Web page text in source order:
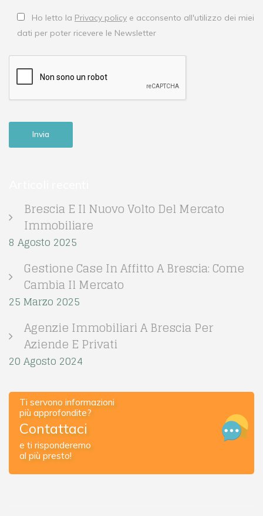
Ho letto la Privacy policy e acconsento all'utilizzo dei miei
dati per poter ricevere le Newsletter
Brescia E Il Nuovo Volto Del Mercato
Immobiliare
8 Agosto 2025
Gestione Case In Affitto A Brescia: Come
Cambia Il Mercato
25 Marzo 2025
Agenzie Immobiliari A Brescia Per
Aziende E Privati
20 Agosto 2024
Ti servono informazioni
più approfondite?
Contattaci
e ti risponderemo
al più presto!